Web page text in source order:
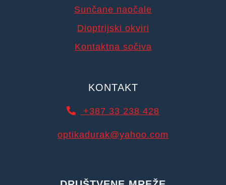
Sunčane naočale
Dioptrijski okviri
Kontaktna sočiva
KONTAKT
+387 33 238 428
optikadurak@yahoo.com